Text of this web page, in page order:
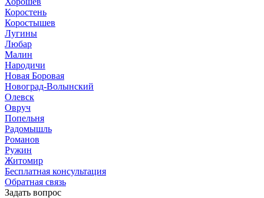
Коростень
Коростышев
Лугины
Любар
Малин
Народичи
Новая Боровая
Новоград-Волынский
Олевск
Овруч
Попельня
Радомышль
Романов
Ружин
Житомир
Бесплатная консультация
Обратная связь
Задать вопрос